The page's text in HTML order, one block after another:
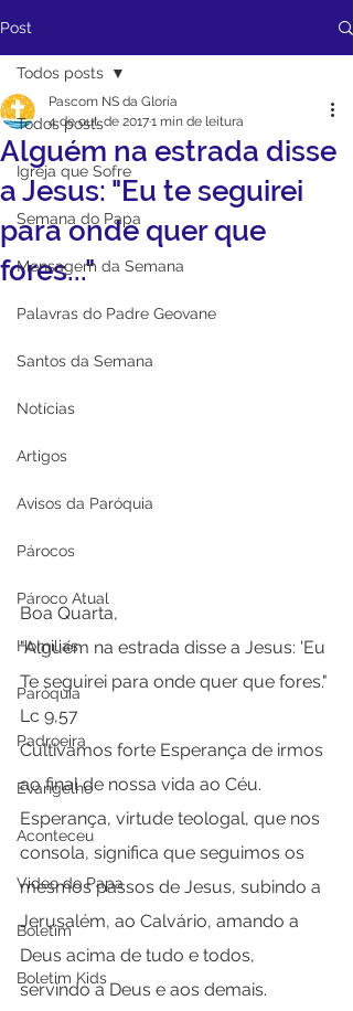
Post
Todos posts
Igreja que Sofre
Semana do Papa
Mensagem da Semana
Palavras do Padre Geovane
Santos da Semana
Notícias
Artigos
Avisos da Paróquia
Párocos
Pároco Atual
Homilias
Paróquia
Padroeira
Evangelho
Aconteceu
Video do Papa
Boletim
Boletim Kids
Todos posts
Alguém na estrada disse
a Jesus: "Eu te seguirei
para onde quer que
fores..."
Pascom NS da Gloria
4 de out. de 20171 min de leitura
Boa Quarta,
"Alguém na estrada disse a Jesus: 'Eu
Te seguirei para onde quer que fores."
Lc 9,57
Cultivamos forte Esperança de irmos
ao final de nossa vida ao Céu.
Esperança, virtude teologal, que nos
consola, significa que seguimos os
mesmos passos de Jesus, subindo a
Jerusalém, ao Calvário, amando a
Deus acima de tudo e todos,
servindo a Deus e aos demais.